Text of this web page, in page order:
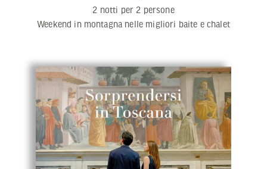
2 notti per 2 persone
Weekend in montagna nelle migliori baite e chalet